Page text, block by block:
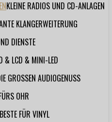
KLEINE RADIOS UND CD-ANLAGEN
KLANGERWEITERUNG
DIENSTE
& LCD & MINI-LED
GROSSEN AUDIOGENUSS
OHR
FÜR VINYL